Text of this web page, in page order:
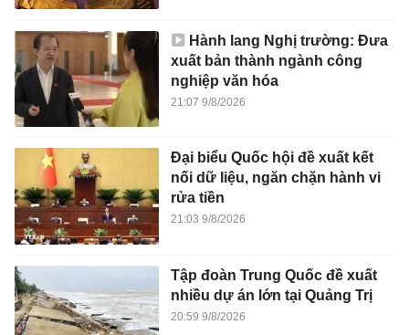
Hành lang Nghị trường: Đưa
xuất bản thành ngành công
nghiệp văn hóa
21:07 9/8/2026
Đại biểu Quốc hội đề xuất kết
nối dữ liệu, ngăn chặn hành vi
rửa tiền
21:03 9/8/2026
Tập đoàn Trung Quốc đề xuất
nhiều dự án lớn tại Quảng Trị
20:59 9/8/2026